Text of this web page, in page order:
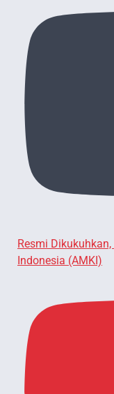
Resmi
Indonesia (AMKI)